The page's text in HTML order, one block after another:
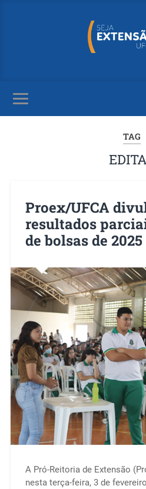
TAG
Proex/UFCA
resultados
de bolsas de 2025
A Pró-Reitoria de Extensão
nesta terça-feira, 3 de